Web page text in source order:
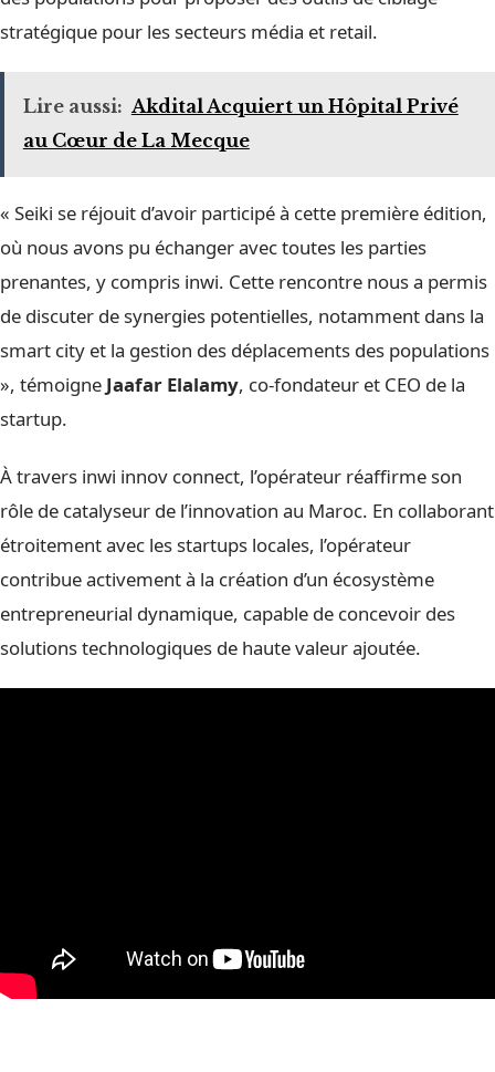
stratégique pour les secteurs média et retail.
Lire aussi: Akdital Acquiert un Hôpital Privé
au Cœur de La Mecque
« Seiki se réjouit d’avoir participé à cette première édition,
où nous avons pu échanger avec toutes les parties
prenantes, y compris inwi. Cette rencontre nous a permis
de discuter de synergies potentielles, notamment dans la
smart city et la gestion des déplacements des populations
», témoigne Jaafar Elalamy, co-fondateur et CEO de la
startup.
À travers inwi innov connect, l’opérateur réaffirme son
rôle de catalyseur de l’innovation au Maroc. En collaborant
étroitement avec les startups locales, l’opérateur
contribue activement à la création d’un écosystème
entrepreneurial dynamique, capable de concevoir des
solutions technologiques de haute valeur ajoutée.